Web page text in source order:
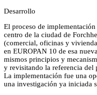
Desarrollo
El proceso de
centro de la ciudad de
(comercial, oficinas y
en EUROPAN 10 de esa
mismos principios y
y revisitando la referencia del
La implementación fue una
una investigación ya iniciada